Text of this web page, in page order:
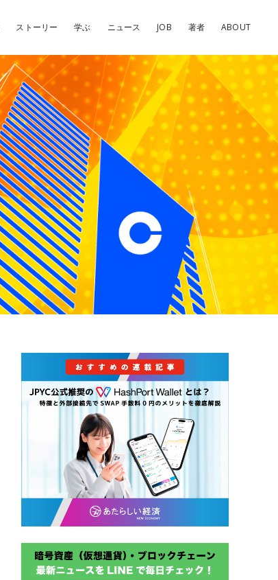
ストーリー 学ぶ ニュース JOB 著者 ABOUT